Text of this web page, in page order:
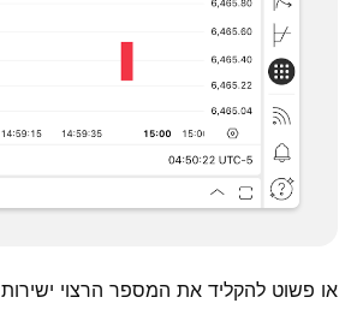
או פשוט להקליד את המספר הרצוי ישירות